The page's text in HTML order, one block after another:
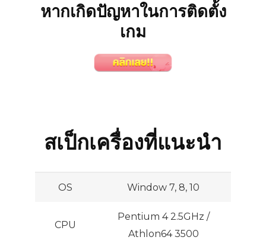
หากเกิดปัญหาในการติดตั้ง
เกม
สเป็กเครื่องที่แนะนำ
OS Window 7, 8, 10
CPU
Pentium 4 2.5GHz /
Athlon64 3500